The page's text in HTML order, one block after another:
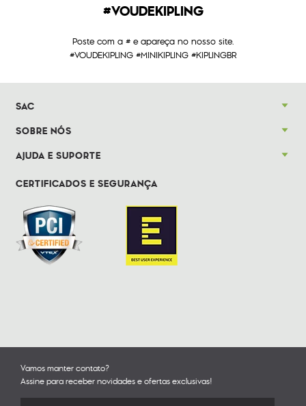
#VOUDEKIPLING
Poste com a # e apareça no nosso site.
#VOUDEKIPLING #MINIKIPLING #KIPLINGBR
SAC
SOBRE NÓS
AJUDA E SUPORTE
CERTIFICADOS E SEGURANÇA
Vamos manter contato?
Assine para receber novidades e ofertas exclusivas!